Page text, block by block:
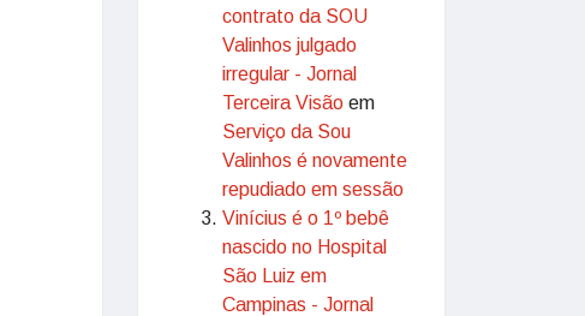
contrato da SOU
Valinhos julgado
irregular - Jornal
Terceira Visão em
Serviço da Sou
Valinhos é novamente
repudiado em sessão
Vinícius é o 1º bebê
nascido no Hospital
São Luiz em
Campinas - Jornal